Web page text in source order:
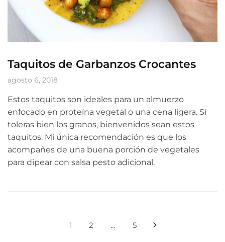
Taquitos de Garbanzos Crocantes
agosto 6, 2018
Estos taquitos son ideales para un almuerzo
enfocado en proteína vegetal o una cena ligera. Si
toleras bien los granos, bienvenidos sean estos
taquitos. Mi única recomendación es que los
acompañes de una buena porción de vegetales
para dipear con salsa pesto adicional.
Paginación
1 2 … 5